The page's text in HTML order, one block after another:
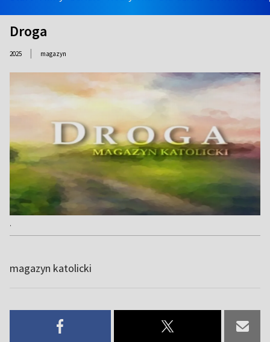
Droga
2025 | magazyn
.
magazyn katolicki